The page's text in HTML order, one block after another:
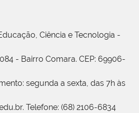
Ciência e Tecnologia -
- Bairro Comara. CEP: 69906-
segunda a sexta, das 7h às
Telefone: (68) 2106-6834